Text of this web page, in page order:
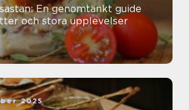
En genomtänkt guide
och stora upplevelser
2025